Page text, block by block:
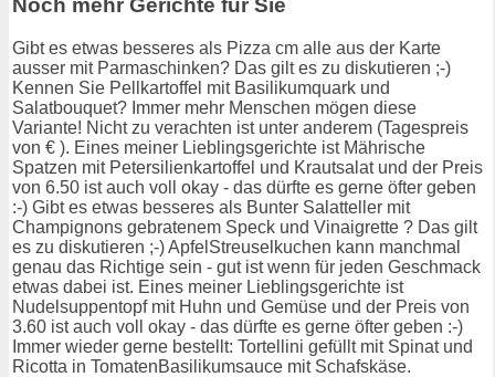
Noch mehr Gerichte für Sie
Gibt es etwas besseres als Pizza cm alle aus der Karte
ausser mit Parmaschinken? Das gilt es zu diskutieren ;-)
Kennen Sie Pellkartoffel mit Basilikumquark und
Salatbouquet? Immer mehr Menschen mögen diese
Variante! Nicht zu verachten ist unter anderem (Tagespreis
von € ). Eines meiner Lieblingsgerichte ist Mährische
Spatzen mit Petersilienkartoffel und Krautsalat und der Preis
von 6.50 ist auch voll okay - das dürfte es gerne öfter geben
:-) Gibt es etwas besseres als Bunter Salatteller mit
Champignons gebratenem Speck und Vinaigrette ? Das gilt
es zu diskutieren ;-) ApfelStreuselkuchen kann manchmal
genau das Richtige sein - gut ist wenn für jeden Geschmack
etwas dabei ist. Eines meiner Lieblingsgerichte ist
Nudelsuppentopf mit Huhn und Gemüse und der Preis von
3.60 ist auch voll okay - das dürfte es gerne öfter geben :-)
Immer wieder gerne bestellt: Tortellini gefüllt mit Spinat und
Ricotta in TomatenBasilikumsauce mit Schafskäse.